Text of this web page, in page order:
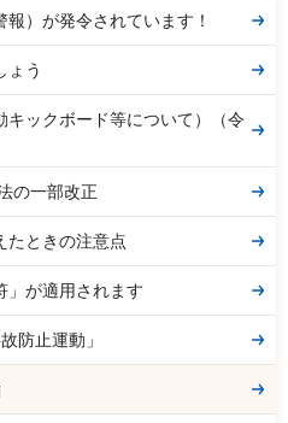
）が発令されています！
ょう
ックボード等について）（令
の一部改正
たときの注意点
」が適用されます
防止運動」